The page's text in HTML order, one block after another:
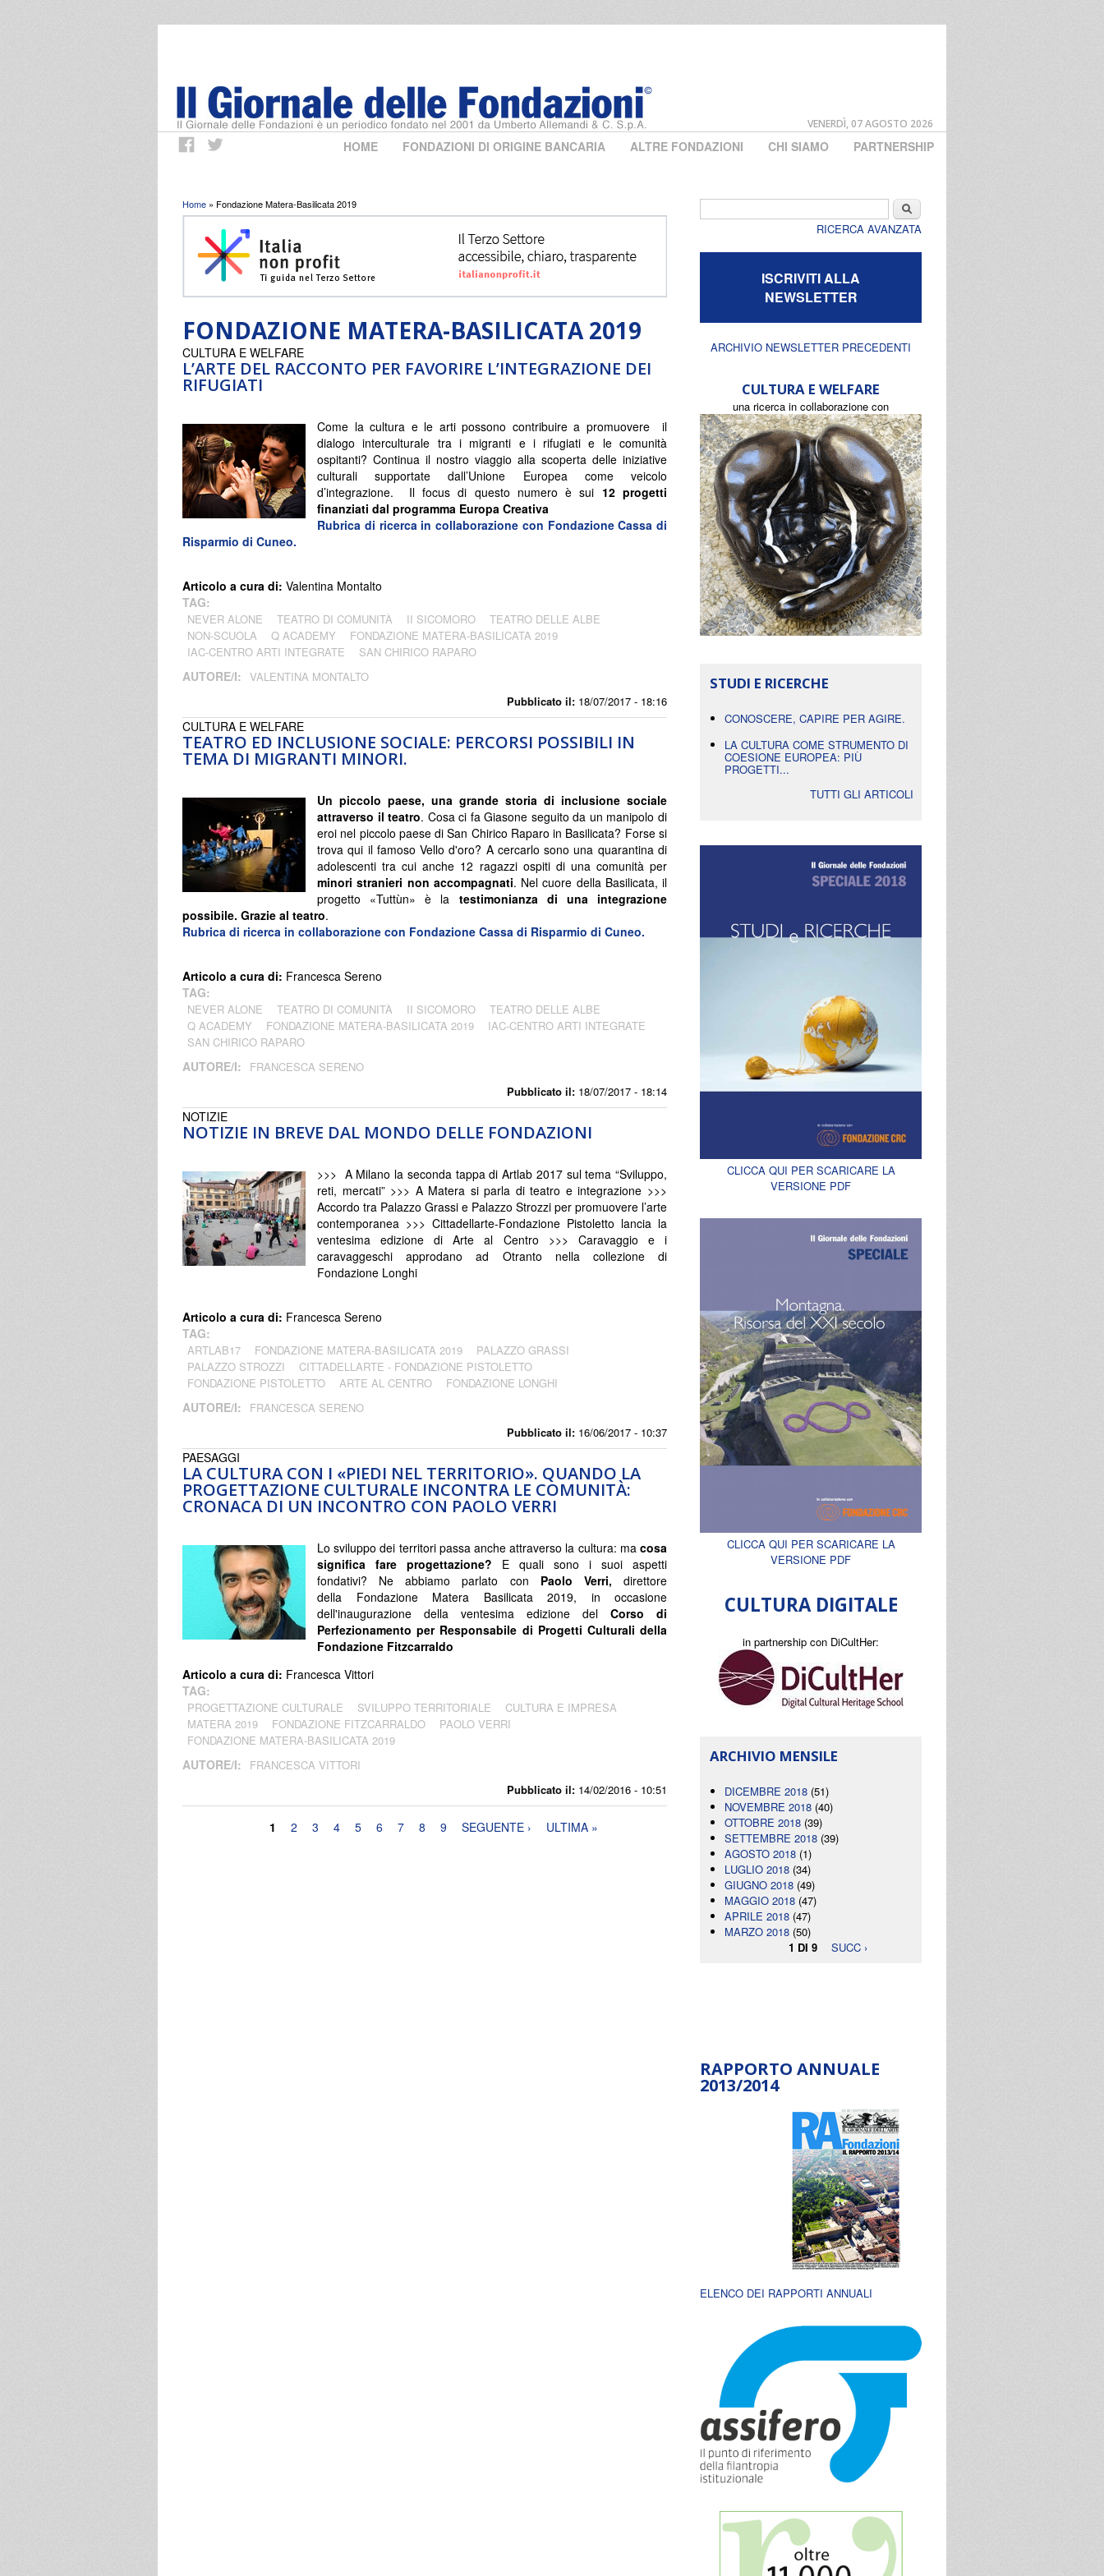
VENERDÌ, 07 AGOSTO 2026
HOME FONDAZIONI DI ORIGINE BANCARIA ALTRE FONDAZIONI CHI SIAMO PARTNERSHIP
Tu sei qui
Home » Fondazione Matera-Basilicata 2019
FONDAZIONE MATERA-BASILICATA 2019
L’ARTE DEL RACCONTO PER FAVORIRE L’INTEGRAZIONE DEI
RIFUGIATI
Pubblicato il: 18/07/2017 - 18:16
CULTURA E WELFARE
Come la cultura e le arti possono contribuire a promuovere il
dialogo interculturale tra i migranti e i rifugiati e le comunità
ospitanti? Continua il nostro viaggio alla scoperta delle iniziative
culturali supportate dall’Unione Europea come veicolo
d’integrazione. Il focus di questo numero è sui 12 progetti
finanziati dal programma Europa Creativa
Rubrica di ricerca in collaborazione con Fondazione Cassa di
Risparmio di Cuneo.
Articolo a cura di: Valentina Montalto
TAG:
NEVER ALONE TEATRO DI COMUNITÀ II SICOMORO
TEATRO DELLE ALBE
NON-SCUOLA
Q ACADEMY
FONDAZIONE MATERA-BASILICATA 2019
IAC-CENTRO ARTI INTEGRATE
SAN CHIRICO RAPARO
AUTORE/I: VALENTINA MONTALTO
TEATRO ED INCLUSIONE SOCIALE: PERCORSI POSSIBILI IN
TEMA DI MIGRANTI MINORI.
Pubblicato il: 18/07/2017 - 18:14
CULTURA E WELFARE
Un piccolo paese, una grande storia di inclusione sociale
attraverso il teatro. Cosa ci fa Giasone seguito da un manipolo di
eroi nel piccolo paese di San Chirico Raparo in Basilicata? Forse si
trova qui il famoso Vello d'oro? A cercarlo sono una quarantina di
adolescenti tra cui anche 12 ragazzi ospiti di una comunità per
minori stranieri non accompagnati. Nel cuore della Basilicata, il
progetto «Tuttùn» è la testimonianza di una integrazione
possibile. Grazie al teatro.
Rubrica di ricerca in collaborazione con Fondazione Cassa di Risparmio di Cuneo.
Articolo a cura di: Francesca Sereno
TAG:
NEVER ALONE TEATRO DI COMUNITÀ II SICOMORO
TEATRO DELLE ALBE
Q ACADEMY
FONDAZIONE MATERA-BASILICATA 2019
IAC-CENTRO ARTI INTEGRATE
SAN CHIRICO RAPARO
AUTORE/I: FRANCESCA SERENO
NOTIZIE IN BREVE DAL MONDO DELLE FONDAZIONI
Pubblicato il: 16/06/2017 - 10:37
NOTIZIE
>>> A Milano la seconda tappa di Artlab 2017 sul tema “Sviluppo,
reti, mercati” >>> A Matera si parla di teatro e integrazione >>>
Accordo tra Palazzo Grassi e Palazzo Strozzi per promuovere l’arte
contemporanea >>> Cittadellarte-Fondazione Pistoletto lancia la
ventesima edizione di Arte al Centro >>> Caravaggio e i
caravaggeschi approdano ad Otranto nella collezione di
Fondazione Longhi
Articolo a cura di: Francesca Sereno
TAG:
ARTLAB17 FONDAZIONE MATERA-BASILICATA 2019
PALAZZO GRASSI
PALAZZO STROZZI
CITTADELLARTE - FONDAZIONE PISTOLETTO
FONDAZIONE PISTOLETTO
ARTE AL CENTRO FONDAZIONE LONGHI
AUTORE/I: FRANCESCA SERENO
LA CULTURA CON I «PIEDI NEL TERRITORIO». QUANDO LA
PROGETTAZIONE CULTURALE INCONTRA LE COMUNITÀ:
CRONACA DI UN INCONTRO CON PAOLO VERRI
Pubblicato il: 14/02/2016 - 10:51
PAESAGGI
Lo sviluppo dei territori passa anche attraverso la cultura: ma cosa
significa fare progettazione? E quali sono i suoi aspetti
fondativi? Ne abbiamo parlato con Paolo Verri, direttore
della Fondazione Matera Basilicata 2019, in occasione
dell'inaugurazione della ventesima edizione del Corso di
Perfezionamento per Responsabile di Progetti Culturali della
Fondazione Fitzcarraldo
Articolo a cura di: Francesca Vittori
TAG:
PROGETTAZIONE CULTURALE SVILUPPO TERRITORIALE
CULTURA E IMPRESA
MATERA 2019
FONDAZIONE FITZCARRALDO
PAOLO VERRI
FONDAZIONE MATERA-BASILICATA 2019
AUTORE/I: FRANCESCA VITTORI
1 2 3 4 5 6 7 8 9 SEGUENTE › ULTIMA »
Cerca
RICERCA AVANZATA
ISCRIVITI ALLA
NEWSLETTER
ARCHIVIO NEWSLETTER PRECEDENTI
CULTURA E WELFARE
una ricerca in collaborazione con
STUDI E RICERCHE
CONOSCERE, CAPIRE PER AGIRE.
LA CULTURA COME STRUMENTO DI
COESIONE EUROPEA: PIÙ
PROGETTI...
TUTTI GLI ARTICOLI
CLICCA QUI PER SCARICARE LA
VERSIONE PDF
CLICCA QUI PER SCARICARE LA
VERSIONE PDF
CULTURA DIGITALE
in partnership con DiCultHer:
ARCHIVIO MENSILE
DICEMBRE 2018 (51)
NOVEMBRE 2018 (40)
OTTOBRE 2018 (39)
SETTEMBRE 2018 (39)
AGOSTO 2018 (1)
LUGLIO 2018 (34)
GIUGNO 2018 (49)
MAGGIO 2018 (47)
APRILE 2018 (47)
MARZO 2018 (50)
1 DI 9
SUCC ›
RAPPORTO ANNUALE
2013/2014
ELENCO DEI RAPPORTI ANNUALI